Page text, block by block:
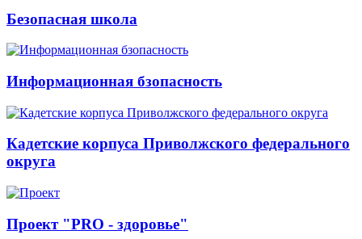
Безопасная школа
Информационная бзопасность
Кадетские корпуса Приволжского федерального
округа
Проект "PRO - здоровье"